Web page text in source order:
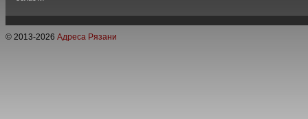
© 2013-2026 Адреса Рязани